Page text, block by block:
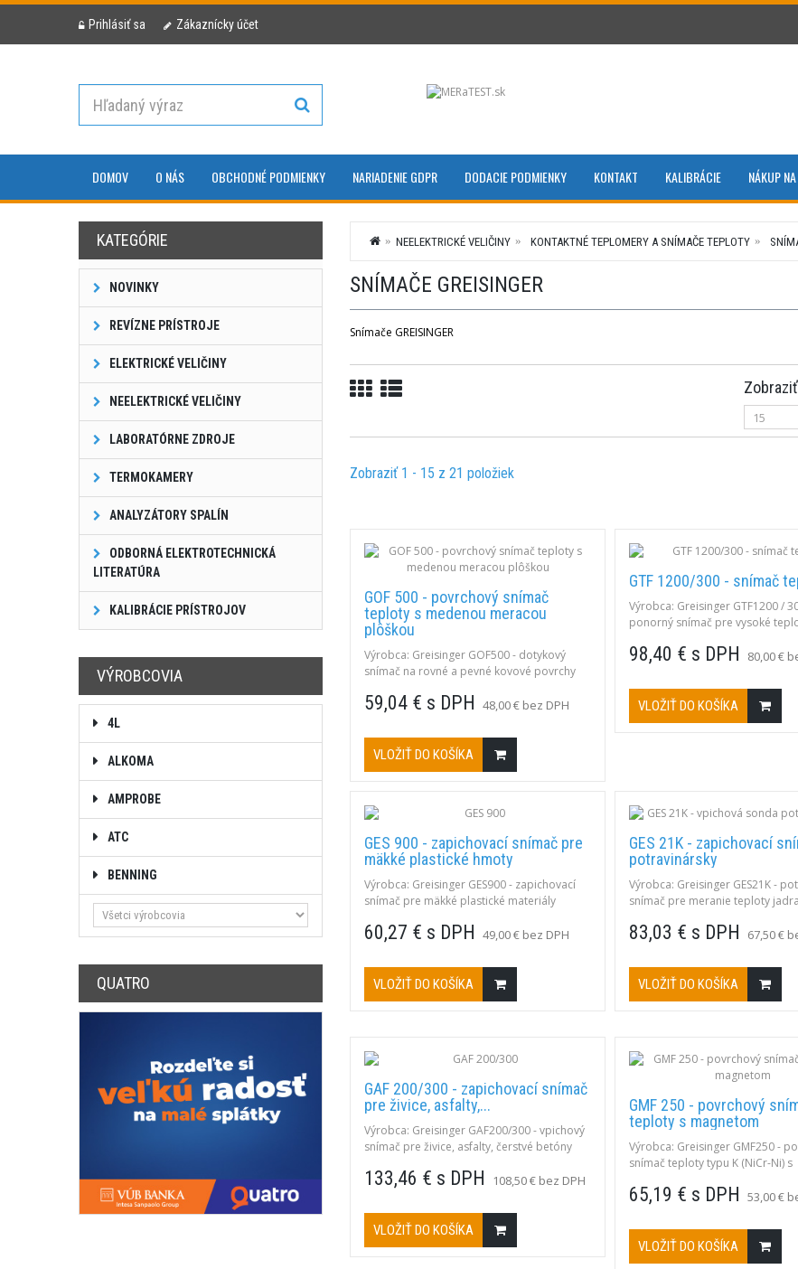
Prihlásiť sa Zákaznícky účet
DOMOV O NÁS OBCHODNÉ PODMIENKY NARIADENIE GDPR DODACIE PODMIENKY KONTAKT KALIBRÁCIE NÁKUP
KATEGÓRIE
NOVINKY
REVÍZNE PRÍSTROJE
ELEKTRICKÉ VELIČINY
NEELEKTRICKÉ VELIČINY
LABORATÓRNE ZDROJE
TERMOKAMERY
ANALYZÁTORY SPALÍN
ODBORNÁ ELEKTROTECHNICKÁ
LITERATÚRA
KALIBRÁCIE PRÍSTROJOV
VÝROBCOVIA
4L
ALKOMA
AMPROBE
ATC
BENNING
QUATRO
NEELEKTRICKÉ VELIČINY KONTAKTNÉ TEPLOMERY A SNÍMAČE TEPLOTY
SNÍMAČE GREISINGER
Snímače GREISINGER
Zobraziť
Zobraziť 1 - 15 z 21 položiek
GOF 500 - povrchový snímač
teploty s medenou meracou
plôškou
Výrobca: Greisinger GOF500 - dotykový
snímač na rovné a pevné kovové povrchy
a pevné povrchy všetkých druhov, pevná
mm, rukoväť z plastu, 1 m silikónový kábel,
plochý konektor.
59,04 € s DPH 48,00 € bez DPH
VLOŽIŤ DO KOŠÍKA
GTF 1200/300 - snímač
Výrobca: Greisinger GTF1200 /
ponorný snímač pre vysoké
typ K; ponorný; rýchlosť odozvy
98,40 € s DPH 80,00 €
VLOŽIŤ DO KOŠÍKA
GES 900 - zapichovací snímač pre
mäkké plastické hmoty
Výrobca: Greisinger GES900 - zapichovací
snímač pre mäkké plastické materiály
zapichovací
60,27 € s DPH 49,00 € bez DPH
VLOŽIŤ DO KOŠÍKA
GES 21K - zapichovací
potravinársky
Výrobca: Greisinger GES21K -
snímač pre meranie teploty
+250°CPopis: dĺžka 100 mm,
plochý konektor NST 1200.
83,03 € s DPH 67,50 €
VLOŽIŤ DO KOŠÍKA
GAF 200/300 - zapichovací snímač
pre živice, asfalty,...
Výrobca: Greisinger GAF200/300 - vpichový
snímač pre živice, asfalty, čerstvé betóny
zapichovací, dĺžka 300 mm
133,46 € s DPH 108,50 € bez DPH
VLOŽIŤ DO KOŠÍKA
GMF 250 - povrchový
teploty s magnetom
Výrobca: Greisinger GMF250 -
snímač teploty typu K (NiCr-Ni) s
ploché feromagnetické materiály
až 250°C Popis: typ K, pre rovné
povrchy feromagnetické
kovy), magnetický držiak ø13mm,
65,19 € s DPH 53,00 €
VLOŽIŤ DO KOŠÍKA